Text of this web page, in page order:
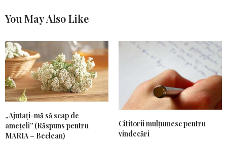
You May Also Like
„Ajutați-mă să scap de
amețeli” (Răspuns pentru
MARIA – Beclean)
Cititorii mulțumesc pentru
vindecări